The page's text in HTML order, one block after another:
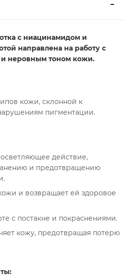
с ниацинамидом и
направлена на работу с
и неровным тоном кожи.
кожи, склонной к
пигментации.
действие,
и предотвращению
и возвращает ей здоровое
с постакне и покраснениями.
кожу, предотвращая потерю